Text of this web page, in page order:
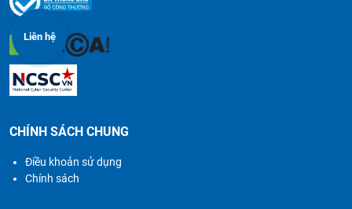
CHÍNH SÁCH CHUNG
Điều khoản sử dụng
Chính sách
Liên hệ